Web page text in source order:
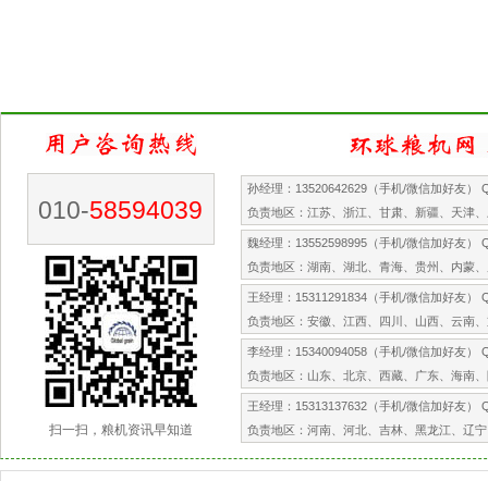
010-58594039
扫一扫，粮机资讯早知道
孙经理：13520642629（手机/微信加好友）
负责地区：江苏、浙江、甘肃、新疆、天津
魏经理：13552598995（手机/微信加好友）
负责地区：湖南、湖北、青海、贵州、内蒙
王经理：15311291834（手机/微信加好友）
负责地区：安徽、江西、四川、山西、云南
李经理：15340094058（手机/微信加好友）
负责地区：山东、北京、西藏、广东、海南
王经理：15313137632（手机/微信加好友）
负责地区：河南、河北、吉林、黑龙江、辽宁